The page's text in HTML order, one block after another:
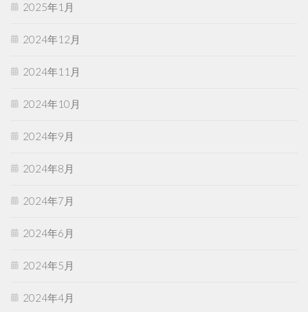
2025年1月
2024年12月
2024年11月
2024年10月
2024年9月
2024年8月
2024年7月
2024年6月
2024年5月
2024年4月